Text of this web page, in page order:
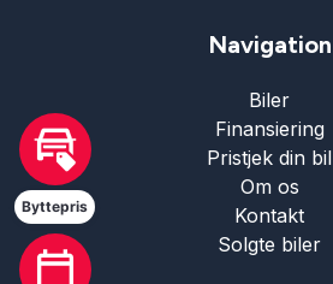
Navigation
Biler
Finansiering
Pristjek din bil
Om os
Kontakt
Solgte biler
Byttepris
Hej 🖐 Vil du vide,
hvad din bil er værd?
Autohuset Silkeborg